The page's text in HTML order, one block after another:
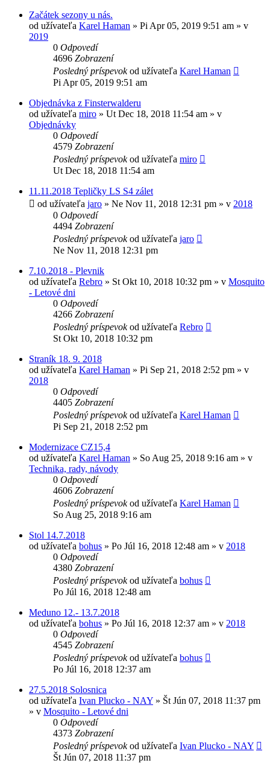
Začátek sezony u nás.
od užívateľa Karel Haman » Pi Apr 05, 2019 9:51 am » v
2019
0 Odpovedí
4696 Zobrazení
Posledný príspevokod užívateľa Karel Haman
Pi Apr 05, 2019 9:51 am
Objednávka z Finsterwalderu
od užívateľa miro » Ut Dec 18, 2018 11:54 am » v
Objednávky
0 Odpovedí
4579 Zobrazení
Posledný príspevokod užívateľa miro
Ut Dec 18, 2018 11:54 am
11.11.2018 Tepličky LS S4 zálet
od užívateľa jaro » Ne Nov 11, 2018 12:31 pm » v 2018
0 Odpovedí
4494 Zobrazení
Posledný príspevokod užívateľa jaro
Ne Nov 11, 2018 12:31 pm
7.10.2018 - Plevnik
od užívateľa Rebro » St Okt 10, 2018 10:32 pm » v Mosquito
- Letové dni
0 Odpovedí
4266 Zobrazení
Posledný príspevokod užívateľa Rebro
St Okt 10, 2018 10:32 pm
Straník 18. 9. 2018
od užívateľa Karel Haman » Pi Sep 21, 2018 2:52 pm » v
2018
0 Odpovedí
4405 Zobrazení
Posledný príspevokod užívateľa Karel Haman
Pi Sep 21, 2018 2:52 pm
Modernizace CZ15,4
od užívateľa Karel Haman » So Aug 25, 2018 9:16 am » v
Technika, rady, návody
0 Odpovedí
4606 Zobrazení
Posledný príspevokod užívateľa Karel Haman
So Aug 25, 2018 9:16 am
Stol 14.7.2018
od užívateľa bohus » Po Júl 16, 2018 12:48 am » v 2018
0 Odpovedí
4380 Zobrazení
Posledný príspevokod užívateľa bohus
Po Júl 16, 2018 12:48 am
Meduno 12.- 13.7.2018
od užívateľa bohus » Po Júl 16, 2018 12:37 am » v 2018
0 Odpovedí
4545 Zobrazení
Posledný príspevokod užívateľa bohus
Po Júl 16, 2018 12:37 am
27.5.2018 Solosnica
od užívateľa Ivan Plucko - NAY » Št Jún 07, 2018 11:37 pm
» v Mosquito - Letové dni
0 Odpovedí
4373 Zobrazení
Posledný príspevokod užívateľa Ivan Plucko - NAY
Št Jún 07, 2018 11:37 pm